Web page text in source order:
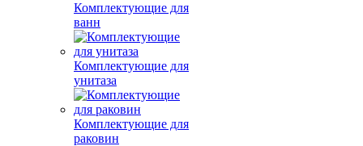
Комплектующие для
ванн
Комплектующие для
унитаза
Комплектующие для
раковин